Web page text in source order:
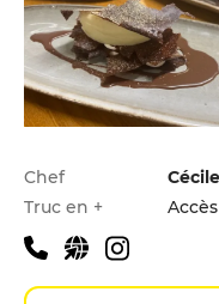
Infos
Chef
Truc en +